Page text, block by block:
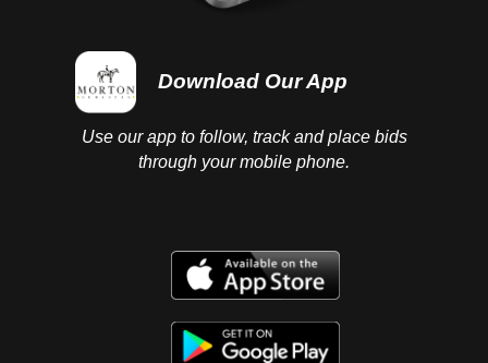
Download Our App
Use our app to follow, track and place bids
through your mobile phone.